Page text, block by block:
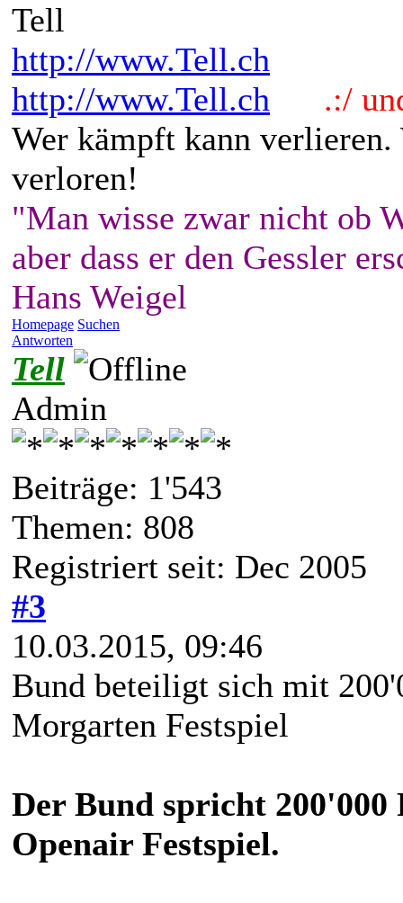
Tell
http://www.Tell.ch
http://www.Tell.ch
.:/
Wer kämpft kann
verloren!
"Man wisse zwar nicht ob
aber dass er den Gessler
Hans Weigel
Homepage Suchen
Antworten
Tell
Admin
Beiträge: 1'543
Themen: 808
Registriert seit: Dec 2005
#3
10.03.2015, 09:46
Bund beteiligt sich mit
Morgarten Festspiel
Der Bund spricht
Openair Festspiel.